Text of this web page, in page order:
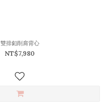
雙排釦削肩背心
NT$7,980